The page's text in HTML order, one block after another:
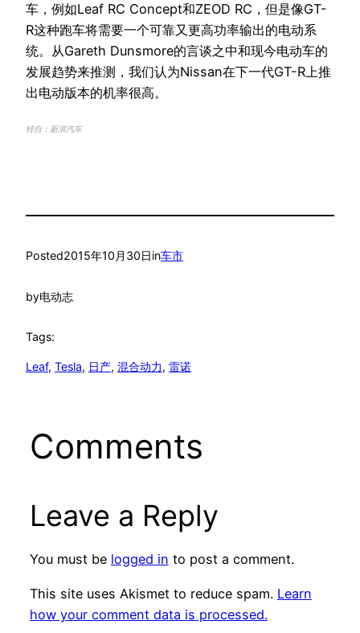
车，例如Leaf RC Concept和ZEOD RC，但是像GT-
R这种跑车将需要一个可靠又更高功率输出的电动系
统。从Gareth Dunsmore的言谈之中和现今电动车的
发展趋势来推测，我们认为Nissan在下一代GT-R上推
出电动版本的机率很高。
转自：新浪汽车
Posted2015年10月30日in车市
by电动志
Tags:
Leaf, Tesla, 日产, 混合动力, 雷诺
Comments
Leave a Reply
You must be logged in to post a comment.
This site uses Akismet to reduce spam. Learn
how your comment data is processed.